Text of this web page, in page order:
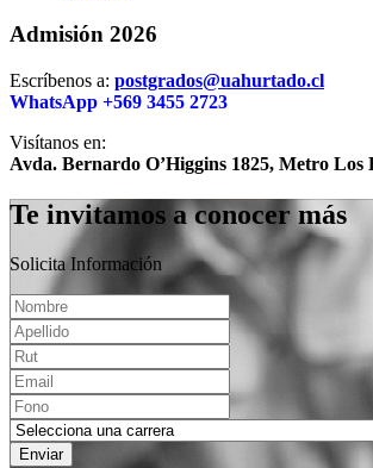
Admisión 2026
Escríbenos a: postgrados@uahurtado.cl
WhatsApp +569 3455 2723
Visítanos en:
Avda. Bernardo O’Higgins 1825, Metro Los
Te invitamos a conocer más
Solicita Información
Enviar